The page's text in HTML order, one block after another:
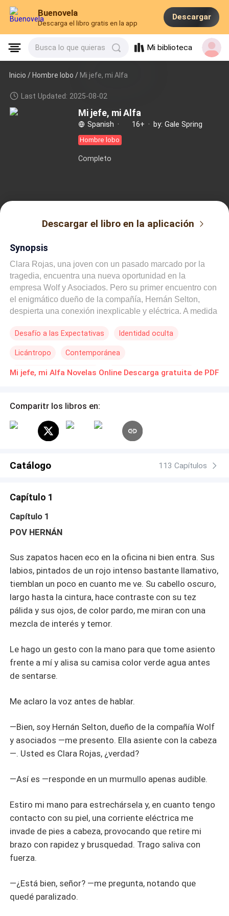
Buenovela
Descarga el libro gratis en la app
Descargar
Busca lo que quieras Mi biblioteca
Inicio /Hombre lobo / Mi jefe, mi Alfa
Last Updated: 2025-08-02
Mi jefe, mi Alfa
Spanish · 16+ · by: Gale Spring
Hombre lobo
Completo
Descargar el libro en la aplicación
Synopsis
Clara Rojas, una joven con un pasado marcado por la
tragedia, encuentra una nueva oportunidad en la
empresa Wolf y Asociados. Pero su primer encuentro con
el enigmático dueño de la compañía, Hernán Selton,
despierta una conexión inexplicable y eléctrica. A medida
desentrañar los misterios que rodean a Hernán, mientras
del presente. Sin embargo, lo que Clara no sabe es que
Hernán oculta un secreto oscuro: es un hombre lobo
Clara resistirse a la atracción magnética que siente por
parece haber sido escrito en las estrellas?
Desafío a las Expectativas Identidad oculta
Licántropo Contemporánea
POV en primera persona POV en tercera persona
Mi jefe, mi Alfa Novelas Online Descarga gratuita de PDF
Comparitr los libros en:
Catálogo 113 Capítulos
Capítulo 1
Capítulo 1
POV HERNÁN
Sus zapatos hacen eco en la oficina ni bien entra. Sus
labios, pintados de un rojo intenso bastante llamativo,
tiemblan un poco en cuanto me ve. Su cabello oscuro,
largo hasta la cintura, hace contraste con su tez
pálida y sus ojos, de color pardo, me miran con una
mezcla de interés y temor.
Le hago un gesto con la mano para que tome asiento
frente a mí y alisa su camisa color verde agua antes
de sentarse.
Me aclaro la voz antes de hablar.
—Bien, soy Hernán Selton, dueño de la compañía Wolf
y asociados —me presento. Ella asiente con la cabeza
—. Usted es Clara Rojas, ¿verdad?
—Así es —responde en un murmullo apenas audible.
Estiro mi mano para estrechársela y, en cuanto tengo
contacto con su piel, una corriente eléctrica me
invade de pies a cabeza, provocando que retire mi
brazo con rapidez y brusquedad. Trago saliva con
fuerza.
—¿Está bien, señor? —me pregunta, notando que
quedé paralizado.